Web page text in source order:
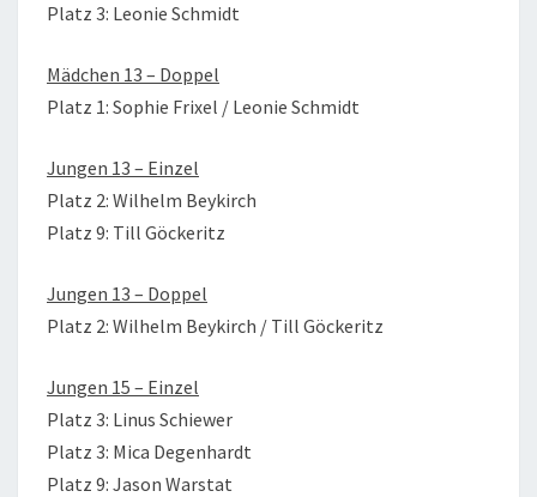
Platz 3: Leonie Schmidt
Mädchen 13 – Doppel
Platz 1: Sophie Frixel / Leonie Schmidt
Jungen 13 – Einzel
Platz 2: Wilhelm Beykirch
Platz 9: Till Göckeritz
Jungen 13 – Doppel
Platz 2: Wilhelm Beykirch / Till Göckeritz
Jungen 15 – Einzel
Platz 3: Linus Schiewer
Platz 3: Mica Degenhardt
Platz 9: Jason Warstat